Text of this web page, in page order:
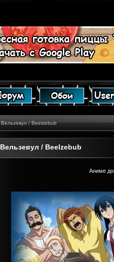
Вельзевул / Beelzebub
Вельзевул / Beelzebub
Аниме